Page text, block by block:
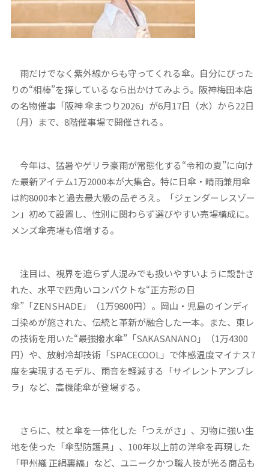
雨だけでなく紫外線からも守ってくれる傘。自分にぴった
りの“相棒”を探しているなら出かけてみよう。阪神梅田本店
の名物催事「阪神 傘まつり2026」が6月17日（水）から22日
（月）まで、8階催事場で開催される。
今年は、猛暑やゲリラ豪雨が常態化する“令和の夏”に向け
た最新アイテム1万2000本が大集合。特に日傘・晴雨兼用傘
は約8000本と過去最大級の品ぞろえ。「ジェンダーレスゾー
ン」初めて設置し、性別に関わらず選びやすい売場構成に。
メンズ傘売場も倍増する。
注目は、視界を遮らず人混みでも扱いやすいように設計さ
れた、水平で四角いコンパクトな“正方形の日
傘”「ZENSHADE」（1万9800円）。岡山・児島のインディ
ゴ染めが施された、伝統と革新が融合した一本。また、東レ
の技術を用いた“最強撥水傘”「SAKASANANO」（1万4300
円）や、放射冷却技術「SPACECOOL」で体感温度マイナス7
度を実現するモデル、雨音を軽減する「サイレントアンブレ
ラ」など、高機能傘が登場する。
さらに、杖と傘を一体化した「つえがさ」、刃物に強い生
地を使った「傘型防護具」、100年以上前の洋傘を再現した
「甲州織 正絹裏縞」など、ユニークかつ職人技が光る商品も